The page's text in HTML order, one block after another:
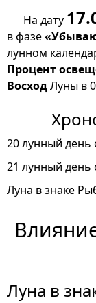
На дату
в фазе
лунном
Процент
ВосходЛуны в
20 лунный день
21 лунный день
Луна в знаке
Луна в